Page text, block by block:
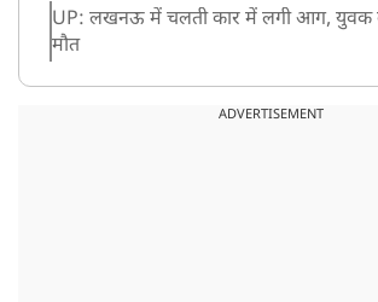
UP: लखनऊ में चलती कार में लगी आग, युवक
मौत
ADVERTISEMENT